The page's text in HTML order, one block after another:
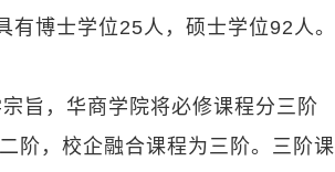
博士学位25人，硕士学位92人。
旨，华商学院将必修课程分三阶
阶，校企融合课程为三阶。三阶课